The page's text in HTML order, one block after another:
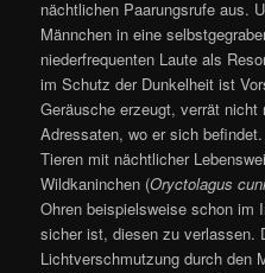
nächtlichen Paarungsrufe aus.
Männchen in eine
niederfrequenten Laute als
im Schutz der Dunkelheit ist
Geräusche erzeugt, verrät nicht
Adressaten, wo er sich
Tieren mit nächtlicher
Wildkaninchen (Oryctolagus
Ohren beispielsweise schon im
sicher ist, diesen zu verlassen.
Lichtverschmutzung durch den